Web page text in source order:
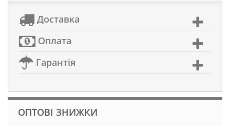
Доставка
Оплата
Гарантія
ОПТОВІ ЗНИЖКИ